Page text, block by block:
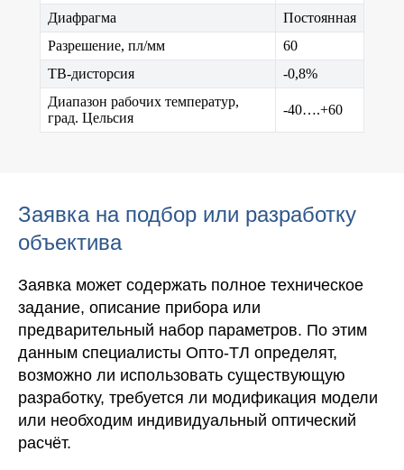
Диафрагма
Постоянная
Разрешение, пл/мм
60
ТВ-дисторсия
-0,8%
Диапазон рабочих температур,
град. Цельсия
-40….+60
Заявка на подбор или разработку
объектива
Заявка может содержать полное техническое
задание, описание прибора или
предварительный набор параметров. По этим
данным специалисты Опто-ТЛ определят,
возможно ли использовать существующую
разработку, требуется ли модификация модели
или необходим индивидуальный оптический
расчёт.